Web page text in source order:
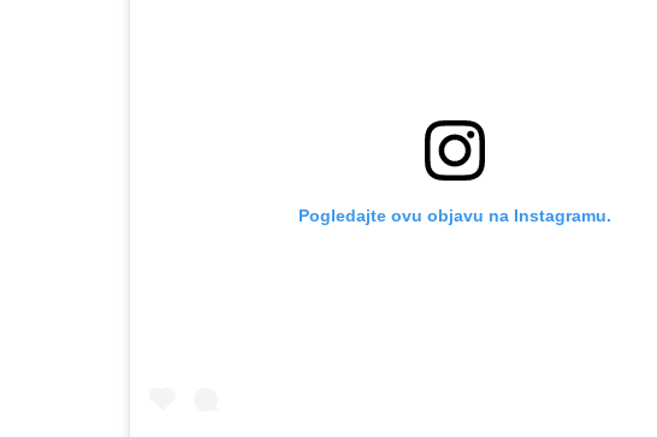
Pogledajte ovu objavu na Instagramu.